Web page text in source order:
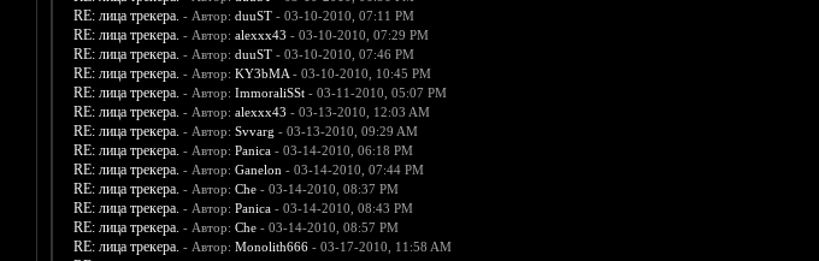
RE: лица трекера. - Автор: duuST- 03-10-2010, 07:11 PM
RE: лица трекера. - Автор: alexxx43 - 03-10-2010, 07:29 PM
RE: лица трекера. - Автор: duuST- 03-10-2010, 07:46 PM
RE: лица трекера. - Автор: KY3bMA- 03-10-2010, 10:45 PM
RE: лица трекера. - Автор: ImmoraliSSt- 03-11-2010, 05:07 PM
RE: лица трекера. - Автор: alexxx43 - 03-13-2010, 12:03 AM
RE: лица трекера. - Автор: Svvarg - 03-13-2010, 09:29 AM
RE: лица трекера. - Автор: Panica- 03-14-2010, 06:18 PM
RE: лица трекера. - Автор: Ganelon - 03-14-2010, 07:44 PM
RE: лица трекера. - Автор: Che- 03-14-2010, 08:37 PM
RE: лица трекера. - Автор: Panica- 03-14-2010, 08:43 PM
RE: лица трекера. - Автор: Che- 03-14-2010, 08:57 PM
RE: лица трекера. - Автор: Monolith666- 03-17-2010, 11:58 AM